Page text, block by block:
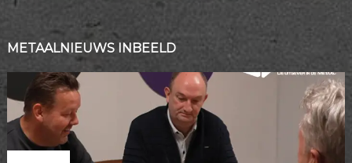
METAALNIEUWS INBEELD